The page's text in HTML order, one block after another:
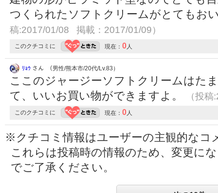
つくられたソフトクリームがとてもお
稿:2017/01/08 掲載：2017/01/09）
このクチコミに 現在： 0人
ﾘｮｳ さん （男性/熊本市/20代/Lv.83）
ここのジャージーソフトクリームはた
て、いいお買い物ができますよ。
（投
このクチコミに 現在： 0人
※クチコミ情報はユーザーの主観的なコ
これらは投稿時の情報のため、変更に
でご了承ください。